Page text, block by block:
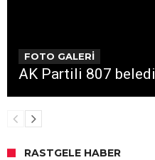
FOTO GALERİ
AK Partili 807
RASTGELE HABER